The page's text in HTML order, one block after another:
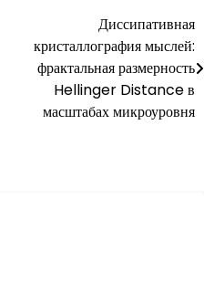
Диссипативная
кристаллография мыслей:
фрактальная размерность
Hellinger Distance в
масштабах микроуровня